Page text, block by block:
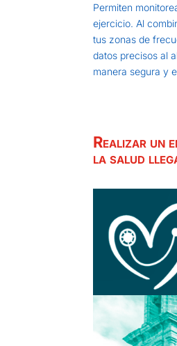
Permiten
ejercicio. Al
tus zonas de
datos precisos al
manera segura y
Realizar un
la salud